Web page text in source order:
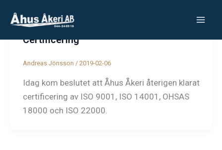
Okategoriserad
Certificering
Andreas Jönsson / 2019-02-06
Idag kom beslutet att Åhus Åkeri återigen klarat
certificering av ISO 9001, ISO 14001, OHSAS
18000 och ISO 22000.